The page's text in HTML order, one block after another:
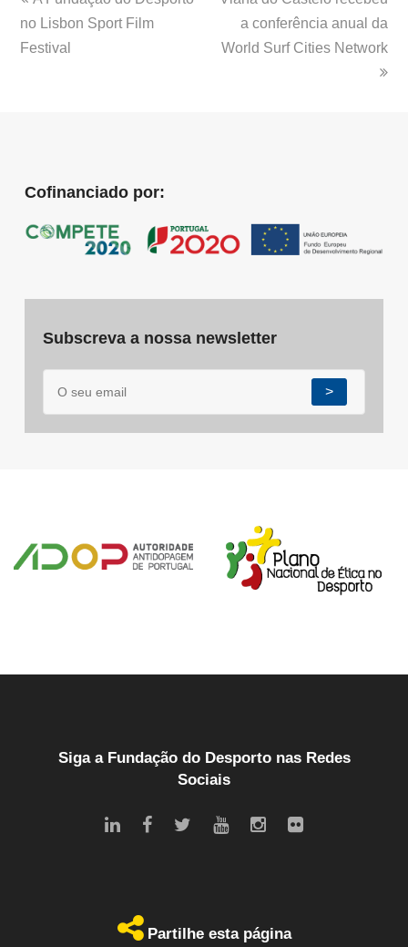
a conferência anual da
World Surf Cities Network
no Lisbon Sport Film
Festival
Cofinanciado por:
Subscreva a nossa newsletter
>
Siga a Fundação do Desporto nas Redes
Sociais
Partilhe esta página